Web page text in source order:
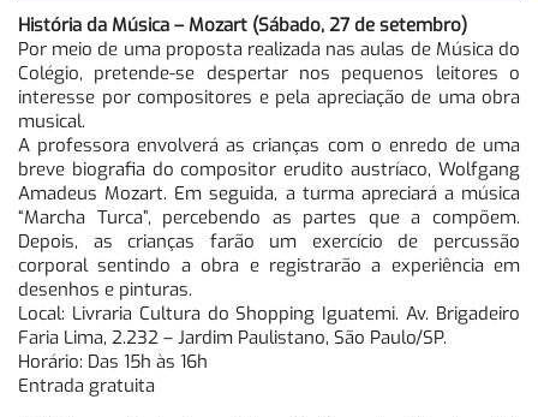
História da Música – Mozart (Sábado, 27 de setembro)
Por meio de uma proposta realizada nas aulas de Música do
Colégio, pretende-se despertar nos pequenos leitores o
interesse por compositores e pela apreciação de uma obra
musical.
A professora envolverá as crianças com o enredo de uma
breve biografia do compositor erudito austríaco, Wolfgang
Amadeus Mozart. Em seguida, a turma apreciará a música
“Marcha Turca”, percebendo as partes que a compõem.
Depois, as crianças farão um exercício de percussão
corporal sentindo a obra e registrarão a experiência em
desenhos e pinturas.
Local: Livraria Cultura do Shopping Iguatemi. Av. Brigadeiro
Faria Lima, 2.232 – Jardim Paulistano, São Paulo/SP.
Horário: Das 15h às 16h
Entrada gratuita